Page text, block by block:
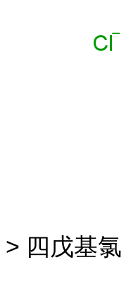
> 四戊基氯